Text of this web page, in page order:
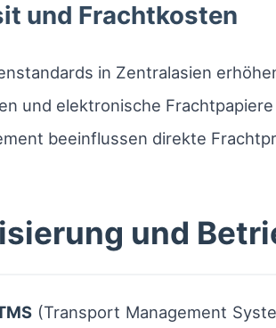
und Frachtkosten
in Zentralasien
und elektronische
beeinflussen direkte
und
(Transport Management